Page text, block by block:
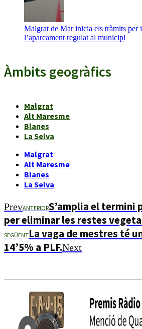
Malgrat de Mar inicia els tràmits per
l’aparcament regulat al municipi
Àmbits geogràfics
Malgrat
Alt Maresme
Blanes
La Selva
Malgrat
Alt Maresme
Blanes
La Selva
PrevANTERIORS’amplia el termini
per eliminar les restes
SEGÜENTLa vaga de mestres té
14’5% a PLF.Next